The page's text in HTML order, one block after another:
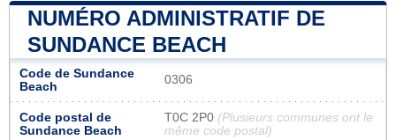
NUMÉRO ADMINISTRATIF DE
SUNDANCE BEACH
Code de Sundance
Beach
0306
Code postal de
Sundance Beach
T0C 2P0 (Plusieurs communes ont le
même code postal)